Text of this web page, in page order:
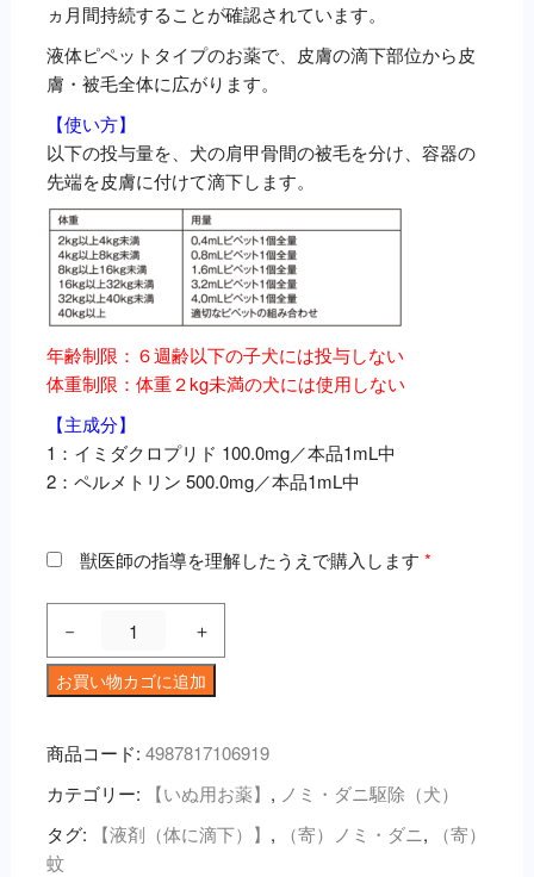
ヵ月間持続することが確認されています。
液体ピペットタイプのお薬で、皮膚の滴下部位から皮
膚・被毛全体に広がります。
【使い方】
以下の投与量を、犬の肩甲骨間の被毛を分け、容器の
先端を皮膚に付けて滴下します。
年齢制限：６週齢以下の子犬には投与しない
体重制限：体重２kg未満の犬には使用しない
【主成分】
1：イミダクロプリド 100.0mg／本品1mL中
2：ペルメトリン 500.0mg／本品1mL中
獣医師の指導を理解したうえで購入します *
－
ォ
ー
ン
犬
用
＋
お買い物カゴに追加
商品コード: 4987817106919
カテゴリー:
【いぬ用お薬】 , ノミ・ダニ駆除（犬）
タグ:
【液剤（体に滴下）】 , （寄）ノミ・ダニ,
（寄）
蚊